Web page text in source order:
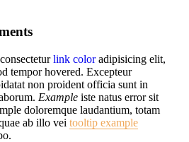
link coloradipisicing elit,
tempor hovered. Excepteur
non proident officia sunt in
Example iste natus error sit
doloremque laudantium, totam
ab illo vei tooltip example